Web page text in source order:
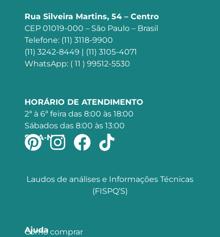
Rua Silveira Martins, 54 – Centro
CEP 01019-000 – São Paulo – Brasil
Telefone: (11) 3118-9900
(11) 3242-8449 | (11) 3105-4071
WhatsApp: ( 11 ) 99512-5530
HORÁRIO DE ATENDIMENTO
2ª à 6ª feira das 8:00 às 18:00
Sábados das 8:00 às 13:00
SIGA-NOS
Laudos de análises e Informações Técnicas
(FISPQ’S)
Ajuda
Como comprar